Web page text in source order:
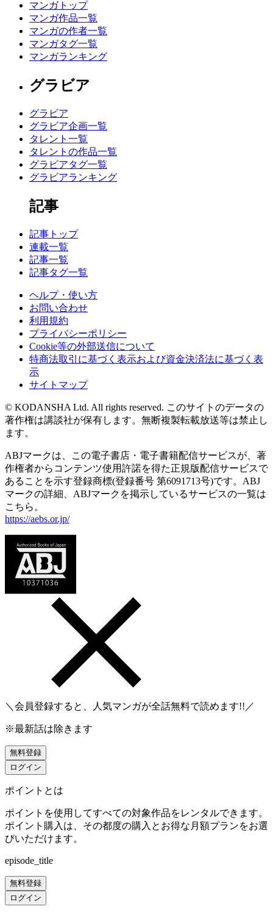
マンガトップ
マンガ作品一覧
マンガの作者一覧
マンガタグ一覧
マンガランキング
グラビア
グラビア
グラビア企画一覧
タレント一覧
タレントの作品一覧
グラビアタグ一覧
グラビアランキング
記事
記事トップ
連載一覧
記事一覧
記事タグ一覧
ヘルプ・使い方
お問い合わせ
利用規約
プライバシーポリシー
Cookie等の外部送信について
特商法取引に基づく表示および資金決済法に基づく表
示
サイトマップ
© KODANSHA Ltd. All rights reserved. このサイトのデータの
著作権は講談社が保有します。無断複製転載放送等は禁止し
ます。
ABJマークは、この電子書店・電子書籍配信サービスが、著
作権者からコンテンツ使用許諾を得た正規版配信サービスで
あることを示す登録商標(登録番号 第6091713号)です。ABJ
マークの詳細、ABJマークを掲示しているサービスの一覧は
こちら。
https://aebs.or.jp/
＼会員登録すると、人気マンガが全話無料で読めます!!／
※最新話は除きます
無料登録
ログイン
ポイントとは
ポイントを使用してすべての対象作品をレンタルできます。
ポイント購入は、その都度の購入とお得な月額プランをお選
びいただけます。
episode_title
無料登録
ログイン